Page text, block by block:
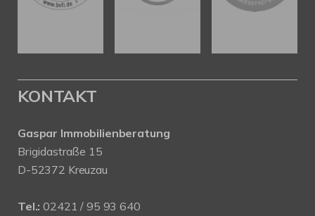
KONTAKT
Gaspar Immobilienberatung
Brigidastraße 15
D-52372 Kreuzau
Tel.: 02421 / 95 93 640